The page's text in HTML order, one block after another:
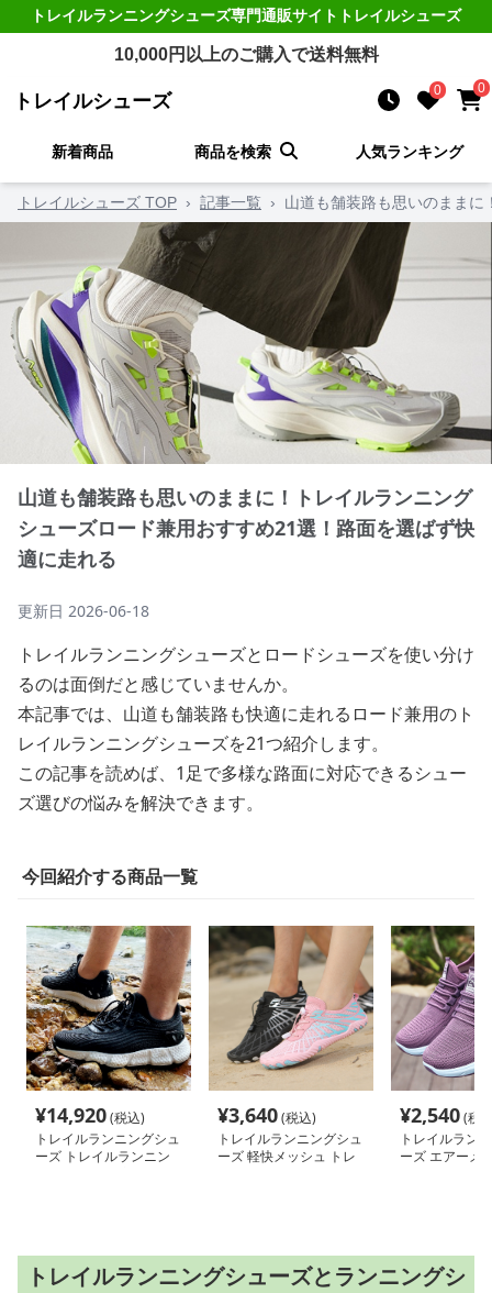
トレイルランニングシューズ専門通販サイト トレイルシューズ
10,000円以上のご購入で送料無料
トレイルシューズ 0 0
新着商品 商品を検索 人気ランキング
トレイルシューズ TOP › 記事一覧 › 山道も舗装路も思いのまま
山道も舗装路も思いのままに！トレイルランニング
シューズロード兼用おすすめ21選！路面を選ばず快
適に走れる
更新日 2026-06-18
トレイルランニングシューズとロードシューズを使い分け
るのは面倒だと感じていませんか。
本記事では、山道も舗装路も快適に走れるロード兼用のト
レイルランニングシューズを21つ紹介します。
この記事を読めば、1足で多様な路面に対応できるシュー
ズ選びの悩みを解決できます。
今回紹介する商品一覧
¥14,920(税込)
トレイルランニングシュ
ーズ トレイルランニン
¥3,640(税込)
トレイルランニングシュ
ーズ 軽快メッシュ トレ
¥2,540(税
トレイルラン
ーズ エアーメ
トレイルランニングシューズとランニングシ